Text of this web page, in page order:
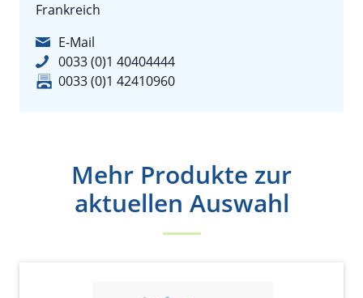
Frankreich
E-Mail
0033 (0)1 40404444
0033 (0)1 42410960
Mehr Produkte zur
aktuellen Auswahl